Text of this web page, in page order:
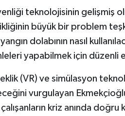
teknolojisinin gelişmiş
büyük bir problem
dolabının nasıl
yapabilmek için
(VR) ve simülasyon
vurgulayan
kriz anında doğru